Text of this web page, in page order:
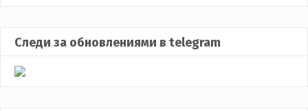
Следи за обновлениями в telegram